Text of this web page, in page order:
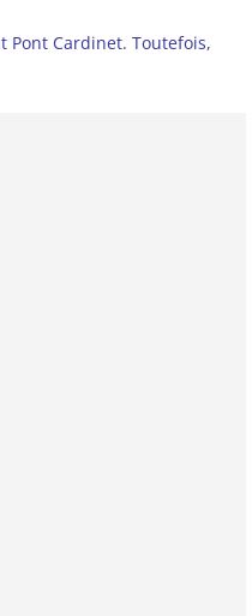
Pont Cardinet. Toutefois,